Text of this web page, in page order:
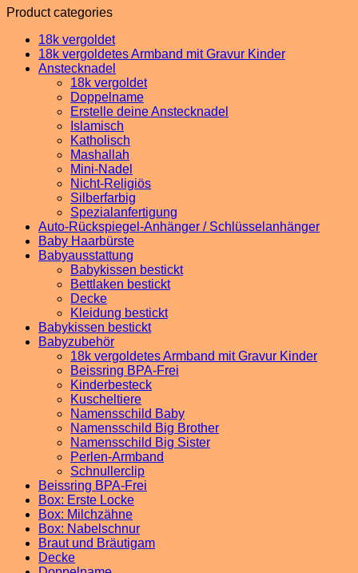
Product categories
18k vergoldet
18k vergoldetes Armband mit Gravur Kinder
Anstecknadel
18k vergoldet
Doppelname
Erstelle deine Anstecknadel
Islamisch
Katholisch
Mashallah
Mini-Nadel
Nicht-Religiös
Silberfarbig
Spezialanfertigung
Auto-Rückspiegel-Anhänger / Schlüsselanhänger
Baby Haarbürste
Babyausstattung
Babykissen bestickt
Bettlaken bestickt
Decke
Kleidung bestickt
Babykissen bestickt
Babyzubehör
18k vergoldetes Armband mit Gravur Kinder
Beissring BPA-Frei
Kinderbesteck
Kuscheltiere
Namensschild Baby
Namensschild Big Brother
Namensschild Big Sister
Perlen-Armband
Schnullerclip
Beissring BPA-Frei
Box: Erste Locke
Box: Milchzähne
Box: Nabelschnur
Braut und Bräutigam
Decke